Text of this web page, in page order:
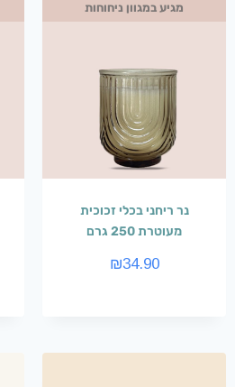
מגיע במגוון ניחוחות
נר ריחני בכלי זכוכית
מעוטרת 250 גרם
₪34.90